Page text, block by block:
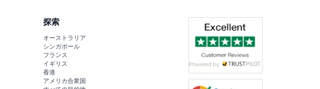
探索
オーストラリア
シンガポール
フランス
イギリス
香港
アメリカ合衆国